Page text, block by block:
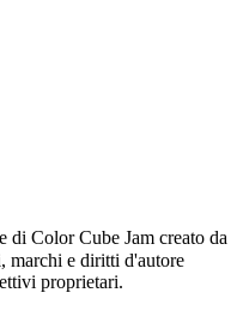
di Color Cube Jam creato da
marchi e diritti d'autore
proprietari.